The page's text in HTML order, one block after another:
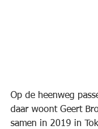
Op de heenweg
daar woont Geert
samen in 2019 in